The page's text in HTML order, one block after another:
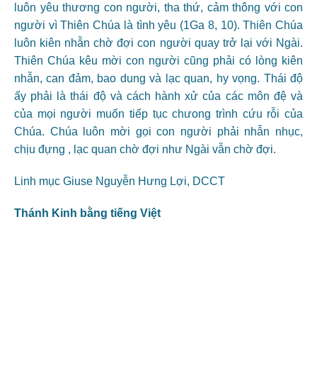
luôn yêu thương con người, tha thứ, cảm thông với con
người vì Thiên Chúa là tình yêu (1Ga 8, 10). Thiên Chúa
luôn kiên nhẫn chờ đợi con người quay trở lại với Ngài.
Thiên Chúa kêu mời con người cũng phải có lòng kiên
nhẫn, can đảm, bao dung và lạc quan, hy vọng. Thái độ
ấy phải là thái độ và cách hành xử của các môn đệ và
của mọi người muốn tiếp tục chưong trình cứu rỗi của
Chúa. Chúa luôn mời gọi con người phải nhẫn nhục,
chịu đựng , lạc quan chờ đợi như Ngài vẫn chờ đợi.
Linh mục Giuse Nguyễn Hưng Lợi, DCCT
Thánh Kinh bằng tiếng Việt